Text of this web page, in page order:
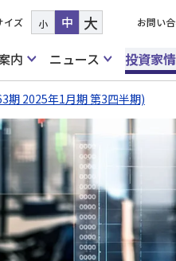
イズ 小 中 大 お問い
内
ニュース 投資家
期 2025年1月期 第3四半期)